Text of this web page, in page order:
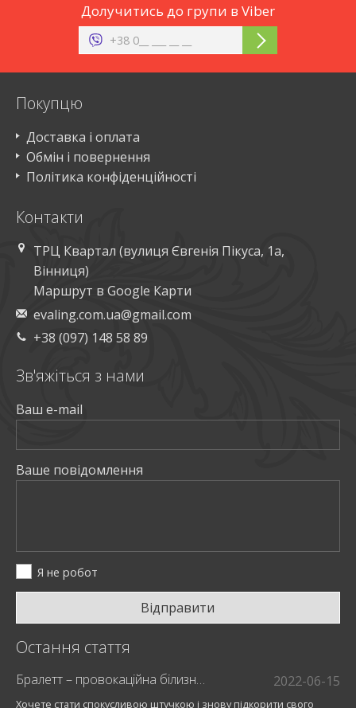
Долучитись до групи в Viber
Покупцю
Доставка і оплата
Обмін і повернення
Політика конфіденційності
Контакти
ТРЦ Квартал (вулиця Євгенія Пікуса, 1а,
Вінниця)
Маршрут в Google Карти
evaling.com.ua@gmail.com
+38 (097) 148 58 89
Остання стаття
Бралетт – провокаційна білизна для модниць 2022-06-15
Хочете стати спокусливою штучкою і знову підкорити свого
Зв'яжiться з нами
Ваш e-mail
Ваше повiдомлення
Я не робот
Відправити